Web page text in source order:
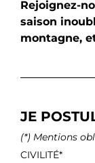
Rejoignez-
saison
montagne,
JE
(*) Mentions
CIVILITÉ*